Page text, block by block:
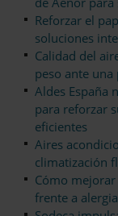
Reforzar el
soluciones
Calidad del
peso ante
Aldes España
para reforzar
eficientes
Aires
climatización
Cómo
frente a